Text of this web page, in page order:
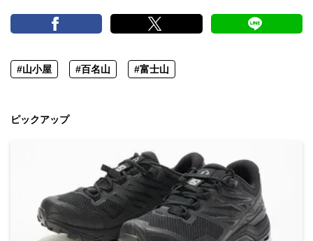
#山小屋 #百名山 #富士山
ピックアップ